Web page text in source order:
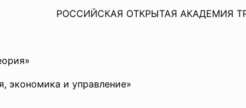
РОССИЙСКАЯ ОТКРЫТАЯ АКАДЕМИЯ
экономика и управление»